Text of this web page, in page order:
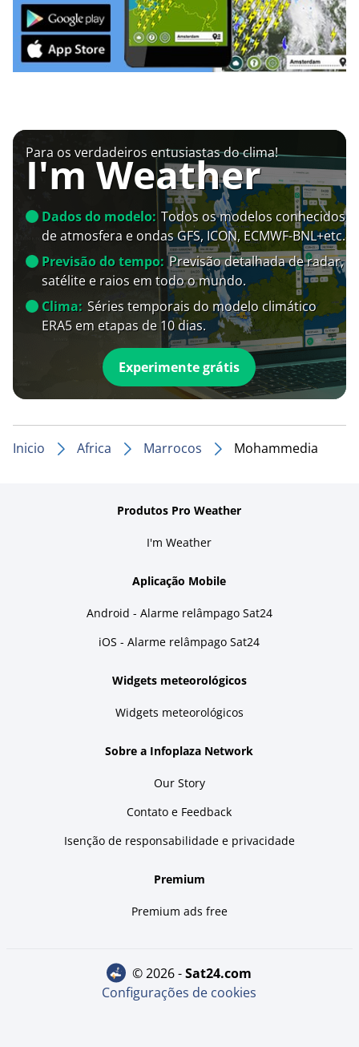
Para os verdadeiros entusiastas do clima!
I'm Weather
Dados do modelo: Todos os modelos conhecidos
de atmosfera e ondas GFS, ICON, ECMWF-BNL+etc.
Previsão do tempo: Previsão detalhada de radar,
satélite e raios em todo o mundo.
Clima: Séries temporais do modelo climático
ERA5 em etapas de 10 dias.
Experimente grátis
Inicio Africa Marrocos Mohammedia
Produtos Pro Weather
I'm Weather
Aplicação Mobile
Android - Alarme relâmpago Sat24
iOS - Alarme relâmpago Sat24
Widgets meteorológicos
Widgets meteorológicos
Sobre a Infoplaza Network
Our Story
Contato e Feedback
Isenção de responsabilidade e privacidade
Premium
Premium ads free
© 2026 - sat24.com
Configurações de cookies